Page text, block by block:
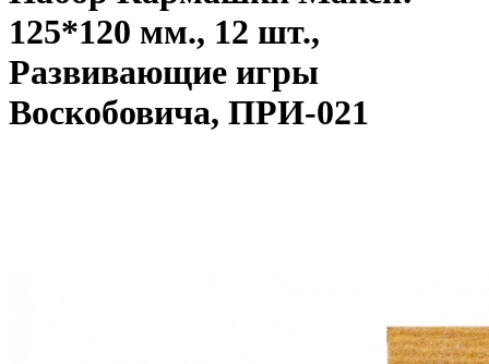
125*120 мм., 12 шт.,
Развивающие игры
Воскобовича, ПРИ-021